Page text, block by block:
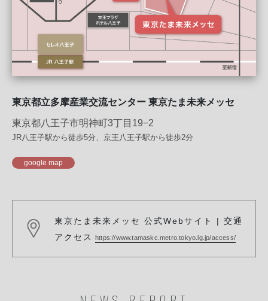
東京都⽴多摩産業交流センター 東京たま未来メッセ
東京都八王子市明神町3丁目19−2
JR八王子駅から徒歩5分、京王八王子駅から徒歩2分
google map
東京たま未来メッセ 公式Webサイト | 交通
アクセス
https://www.tamaskc.metro.tokyo.lg.jp/access/